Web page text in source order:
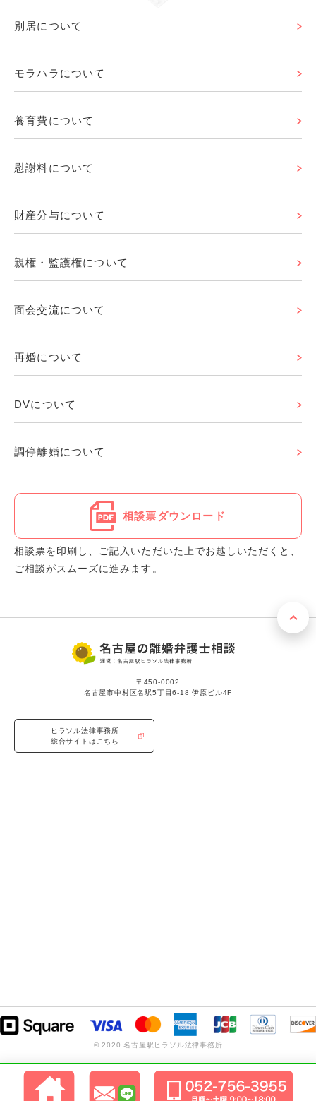
別居について
モラハラについて
養育費について
慰謝料について
財産分与について
親権・監護権について
面会交流について
再婚について
DVについて
調停離婚について
相談票ダウンロード
相談票を印刷し、ご記入いただいた上でお越しいただくと、
ご相談がスムーズに進みます。
〒450-0002
名古屋市中村区名駅5丁目6-18 伊原ビル4F
ヒラソル法律事務所
総合サイトはこちら
© 2020 名古屋駅ヒラソル法律事務所